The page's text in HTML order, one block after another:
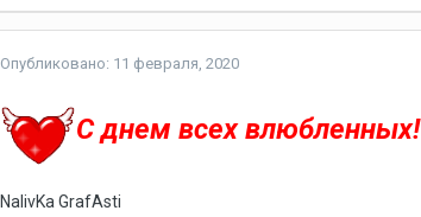
Опубликовано: 11 февраля, 2020
C днем всех влюбленных!
NalivKa GrafAsti